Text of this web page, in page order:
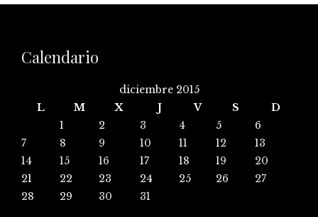
Calendario
diciembre 2015
L
M X J V S
D
1
2 3 4 5
6
7
8 9 10 11 12
13
14
15 16 17 18 19
20
21
22 23 24 25 26
27
28
29 30 31